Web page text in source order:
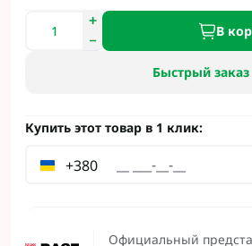
Официальный
В
Быстрый заказ
Купить этот товар в 1 клик:
+380